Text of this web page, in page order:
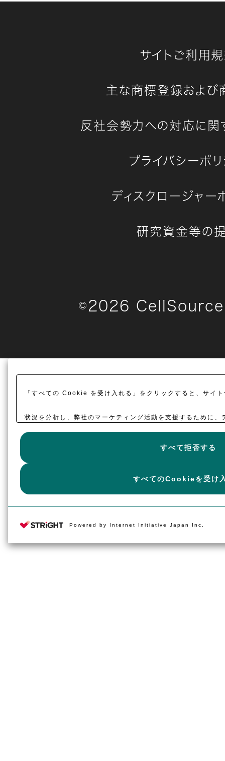
サイトご利用
主な商標登録および
反社会勢力への対応に関
プライバシーポ
ディスクロージャー
研究資金等の
©2026
「すべての Cookie を受け入れる」をクリックすると、サイ
状況を分析し、弊社のマーケティング活動を支援するために
すべて拒否する
すべてのCookieを受け
Powered by Internet Initiative Japan Inc.